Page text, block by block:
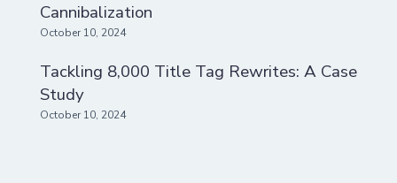
Cannibalization
October 10, 2024
Tackling 8,000 Title Tag Rewrites: A Case
Study
October 10, 2024